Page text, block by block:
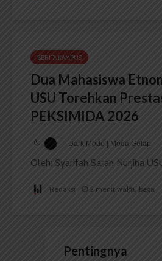
BERITA KAMPUS
Dua Mahasiswa
USU Torehkan
PEKSIMIDA 2026
Dark Mode | Moda Gelap
Oleh: Syarifah Sarah Nurjiha
Redaksi 2 menit waktu baca
Pentingnya